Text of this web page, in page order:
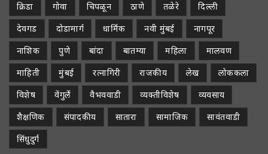
क्रिडा
गोवा चिपळून ठाणे तळेरे
दिल्ली
देवगड
दोडामार्ग धार्मिक नवी मुंबई
नागपूर
नाशिक
पुणे बांदा बातम्या महिला
मालवण
माहिती
मुंबई रत्नागिरी राजकीय लेख
लोककला
विशेष
वेंगुर्ले वैभववाडी व्यक्तीविशेष
व्यवसाय
शैक्षणिक
संपादकीय सातारा सामाजिक
सावंतवाडी
सिंधुदुर्ग